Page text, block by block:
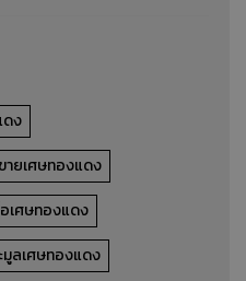
ดง
ขายเศษทองแดง
เศษทองแดง
มูลเศษทองแดง